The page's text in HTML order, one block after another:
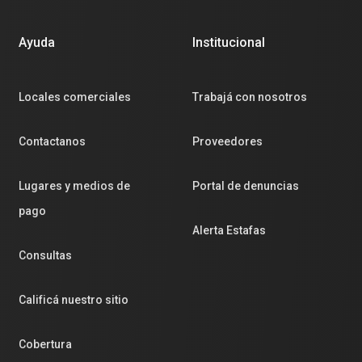
Ayuda
Locales comerciales
Contactanos
Lugares y medios de
pago
Consultas
Calificá nuestro sitio
Cobertura
Institucional
Trabajá con nosotros
Proveedores
Portal de denuncias
Alerta Estafas